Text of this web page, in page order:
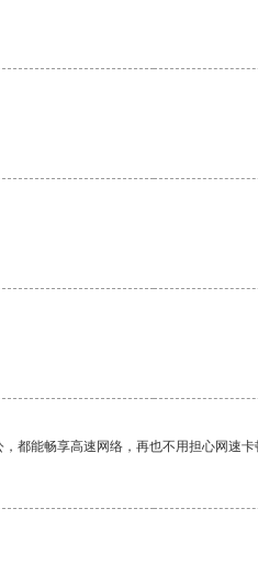
都能畅享高速网络，再也不用担心网速